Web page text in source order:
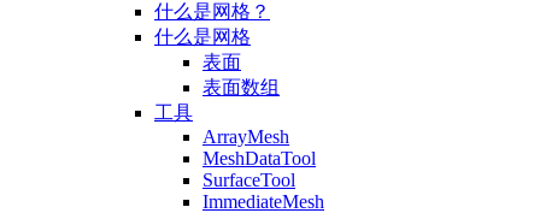
什么是网格？
什么是网格
表面
表面数组
工具
ArrayMesh
MeshDataTool
SurfaceTool
ImmediateMesh